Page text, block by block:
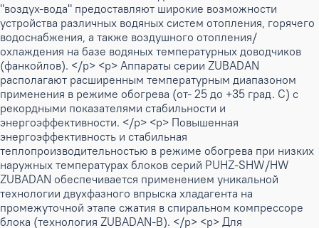
"воздух-вода" предоставляют широкие возможности
устройства различных водяных систем отопления, горячего
водоснабжения, а также воздушного отопления/
охлаждения на базе водяных температурных доводчиков
(фанкойлов). </p> <p> Аппараты серии ZUBADAN
располагают расширенным температурным диапазоном
применения в режиме обогрева (от- 25 до +35 град. С) с
рекордными показателями стабильности и
энергоэффективности. </p> <p> Повышенная
энергоэффективность и стабильная
теплопроизводительностью в режиме обогрева при низких
наружных температурах блоков серий PUHZ-SHW/HW
ZUBADAN обеспечивается применением уникальной
технологии двухфазного впрыска хладагента на
промежуточной этапе сжатия в спиральном компрессоре
блока (технология ZUBADAN-B). </p> <p> Для